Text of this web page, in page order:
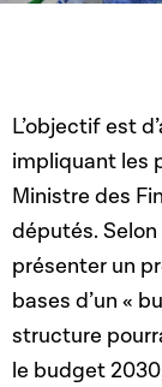
L’objectif est
impliquant les
Ministre des
députés.
présenter un
bases d’un «
structure
le budget